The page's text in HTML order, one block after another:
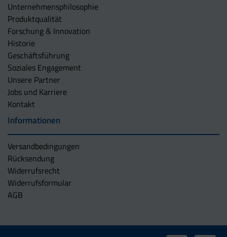
Unternehmens­philosophie
Produktqualität
Forschung & Innovation
Historie
Geschäftsführung
Soziales Engagement
Unsere Partner
Jobs und Karriere
Kontakt
Informationen
Versandbedingungen
Rücksendung
Widerrufsrecht
Widerrufsformular
AGB